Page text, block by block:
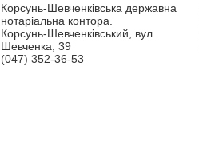
Корсунь-Шевченківська державна
нотаріальна контора.
Корсунь-Шевченківський, вул.
Шевченка, 39
(047) 352-36-53